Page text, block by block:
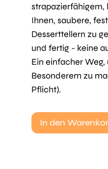
Ihnen, saubere,
Desserttellern zu
und fertig - keine
Ein einfacher
Besonderem zu
Pflicht).
In den